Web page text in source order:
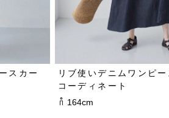
スカー
リブ使いデニムワンピー
コーディネート
164cm